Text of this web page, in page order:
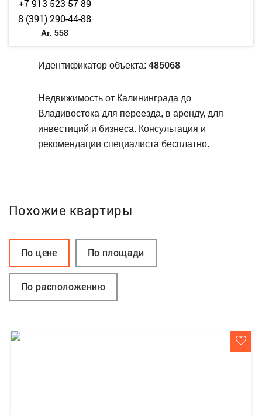
+7 913 523 57 89
8 (391) 290-44-88
Аг. 558
Идентификатор объекта: 485068
Недвижимость от Калининграда до
Владивостока для переезда, в аренду, для
инвестиций и бизнеса. Консультация и
рекомендации специалиста бесплатно.
Похожие квартиры
По цене По площади
По расположению